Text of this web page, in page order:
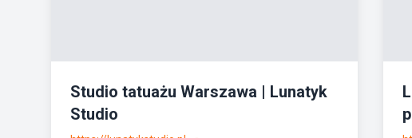
Studio tatuażu Warszawa | Lunatyk
Studio